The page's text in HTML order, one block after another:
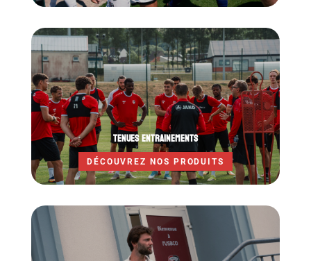
TENUES ENTRAINEMENTS
DÉCOUVREZ NOS PRODUITS